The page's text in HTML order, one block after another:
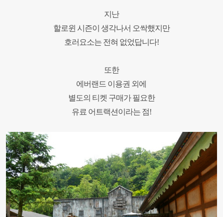
지난
할로윈 시즌이 생각나서 오싹했지만
호러요소는 전혀 없었답니다!
또한
에버랜드 이용권 외에
별도의 티켓 구매가 필요한
유료 어트랙션이라는 점!